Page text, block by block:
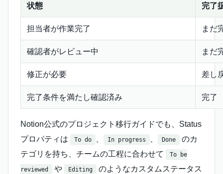
状態 完了
担当者が作業完了 まだ
確認者がレビュー中 まだ
修正が必要 差し
完了条件を満たし確認済み 完了
Notion公式のプロジェクト移行ガイドでも、Status
プロパティは
To do In progress Done
のカ
テゴリを持ち、チームの工程に合わせて
To be
reviewed や Editing
のようなカスタムステータス